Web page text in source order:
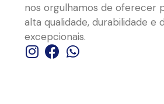
nos orgulhamos de oferecer
alta qualidade, durabilidade e
excepcionais.